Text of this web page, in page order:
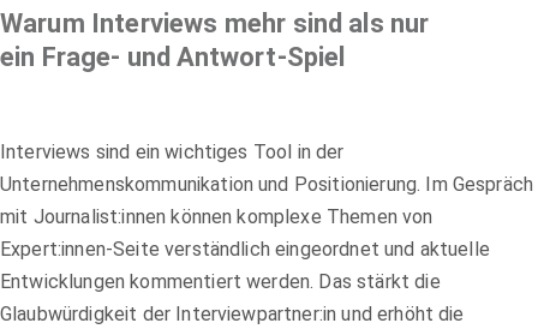
Warum Interviews mehr sind als nur
ein Frage- und Antwort-Spiel
Interviews sind ein wichtiges Tool in der
Unternehmenskommunikation und Positionierung. Im Gespräch
mit Journalist:innen können komplexe Themen von
Expert:innen-Seite verständlich eingeordnet und aktuelle
Entwicklungen kommentiert werden. Das stärkt die
Glaubwürdigkeit der Interviewpartner:in und erhöht die